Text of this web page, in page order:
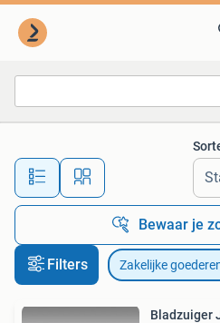
Alle
Bewaar je
Filters Zakelijke
Bladzuiger